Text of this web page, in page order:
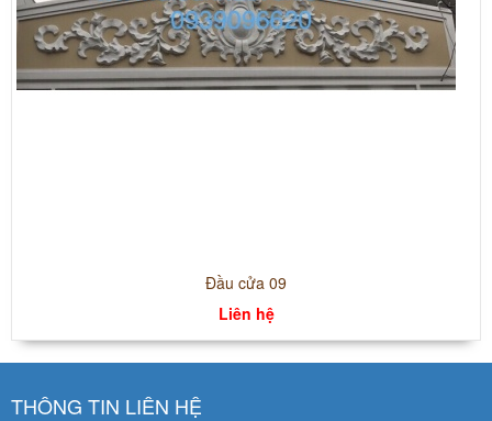
Đầu cửa 09
Liên hệ
THÔNG TIN LIÊN HỆ